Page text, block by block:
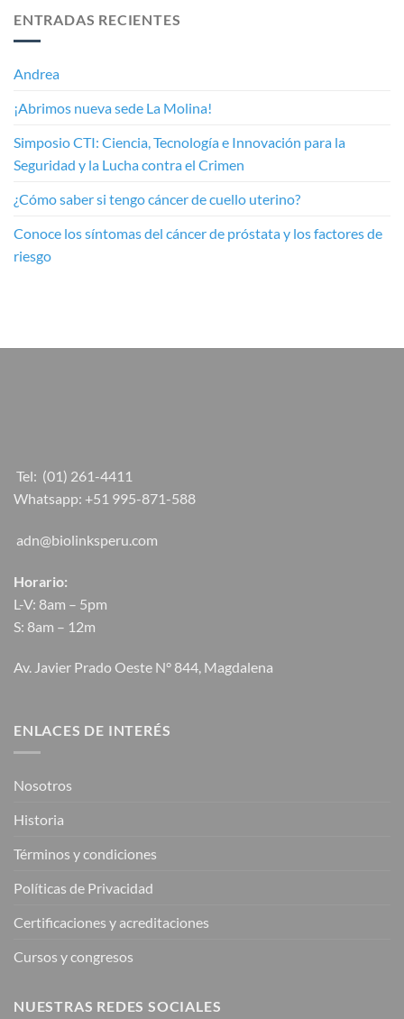
ENTRADAS RECIENTES
Andrea
¡Abrimos nueva sede La Molina!
Simposio CTI: Ciencia, Tecnología e Innovación para la
Seguridad y la Lucha contra el Crimen
¿Cómo saber si tengo cáncer de cuello uterino?
Conoce los síntomas del cáncer de próstata y los factores de
riesgo
Tel: (01) 261-4411
Whatsapp: +51 995-871-588
adn@biolinksperu.com
Horario:
L-V: 8am – 5pm
S: 8am – 12m
Av. Javier Prado Oeste N° 844, Magdalena
ENLACES DE INTERÉS
Nosotros
Historia
Términos y condiciones
Políticas de Privacidad
Certificaciones y acreditaciones
Cursos y congresos
NUESTRAS REDES SOCIALES